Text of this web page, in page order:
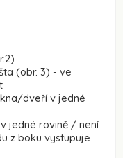
(obr. 3) - ve
dveří v jedné
jedné rovině / není
z boku vystupuje